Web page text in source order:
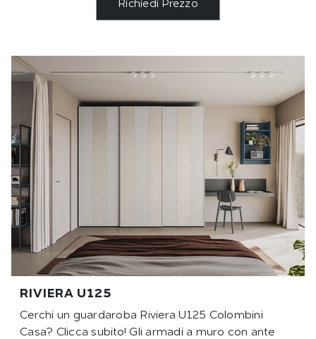
Richiedi Prezzo
RIVIERA U125
Cerchi un guardaroba Riviera U125 Colombini
Casa? Clicca subito! Gli armadi a muro con ante